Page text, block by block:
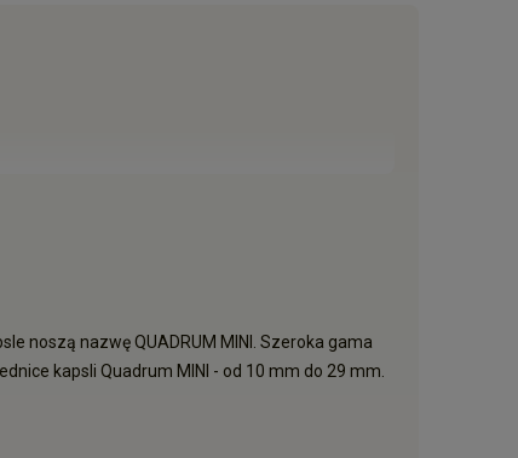
noszą nazwę QUADRUM MINI. Szeroka gama
kapsli Quadrum MINI - od 10 mm do 29 mm.